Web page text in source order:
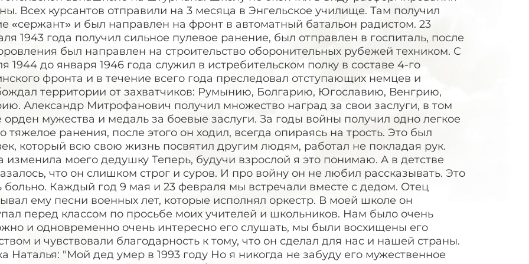
Всех курсантов отправили на 3 месяца в Энгельское училище. Там получил
«сержант» и был направлен на фронт в автоматный батальон радистом. 23
1943 года получил сильное пулевое ранение, был отправлен в госпиталь, после
был направлен на строительство оборонительных рубежей техником. С
1944 до января 1946 года служил в истребительском полку в составе 4-го
фронта и в течение всего года преследовал отступающих немцев и
территории от захватчиков: Румынию, Болгарию, Югославию, Венгрию,
Александр Митрофанович получил множество наград за свои заслуги, в том
орден мужества и медаль за боевые заслуги. За годы войны получил одно легкое
тяжелое ранения, после этого он ходил, всегда опираясь на трость. Это был
который всю свою жизнь посвятил другим людям, работал не покладая рук.
изменила моего дедушку Теперь, будучи взрослой я это понимаю. А в детстве
что он слишком строг и суров. И про войну он не любил рассказывать. Это
больно. Каждый год 9 мая и 23 февраля мы встречали вместе с дедом. Отец
ему песни военных лет, которые исполнял оркестр. В моей школе он
перед классом по просьбе моих учителей и школьников. Нам было очень
и одновременно очень интересно его слушать, мы были восхищены его
и чувствовали благодарность к тому, что он сделал для нас и нашей страны.
Наталья: "Мой дед умер в 1993 году Но я никогда не забуду его мужественное